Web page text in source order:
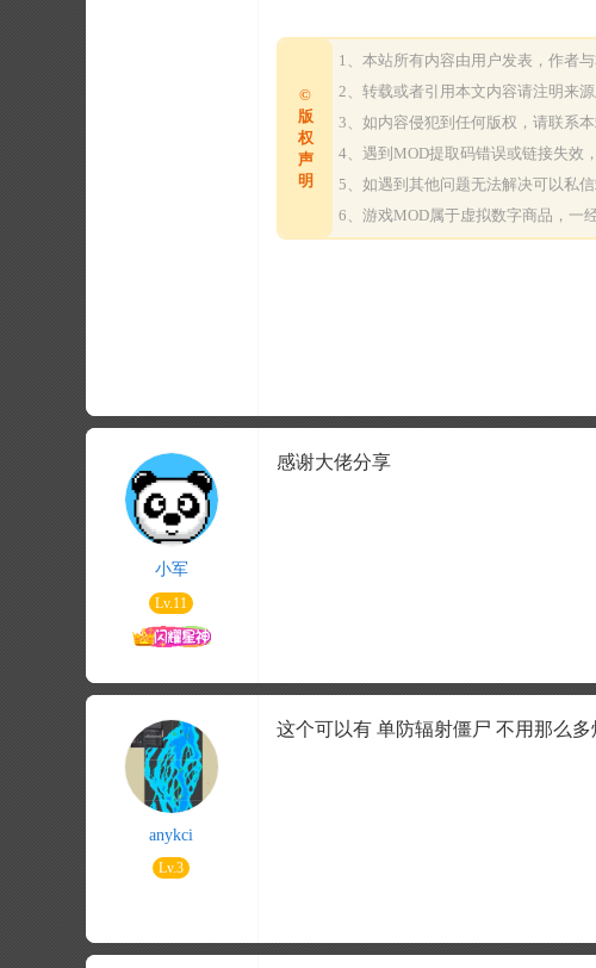
©
版
权
声
明
1、本站所有内容由用户发表，作者
2、转载或者引用本文内容请注明来源
3、如内容侵犯到任何版权，请联系
4、遇到MOD提取码错误或链接失效
5、如遇到其他问题无法解决可以私
6、游戏MOD属于虚拟数字商品，一
小军
Lv.11
感谢大佬分享
anykci
Lv.3
这个可以有 单防辐射僵尸 不用那么